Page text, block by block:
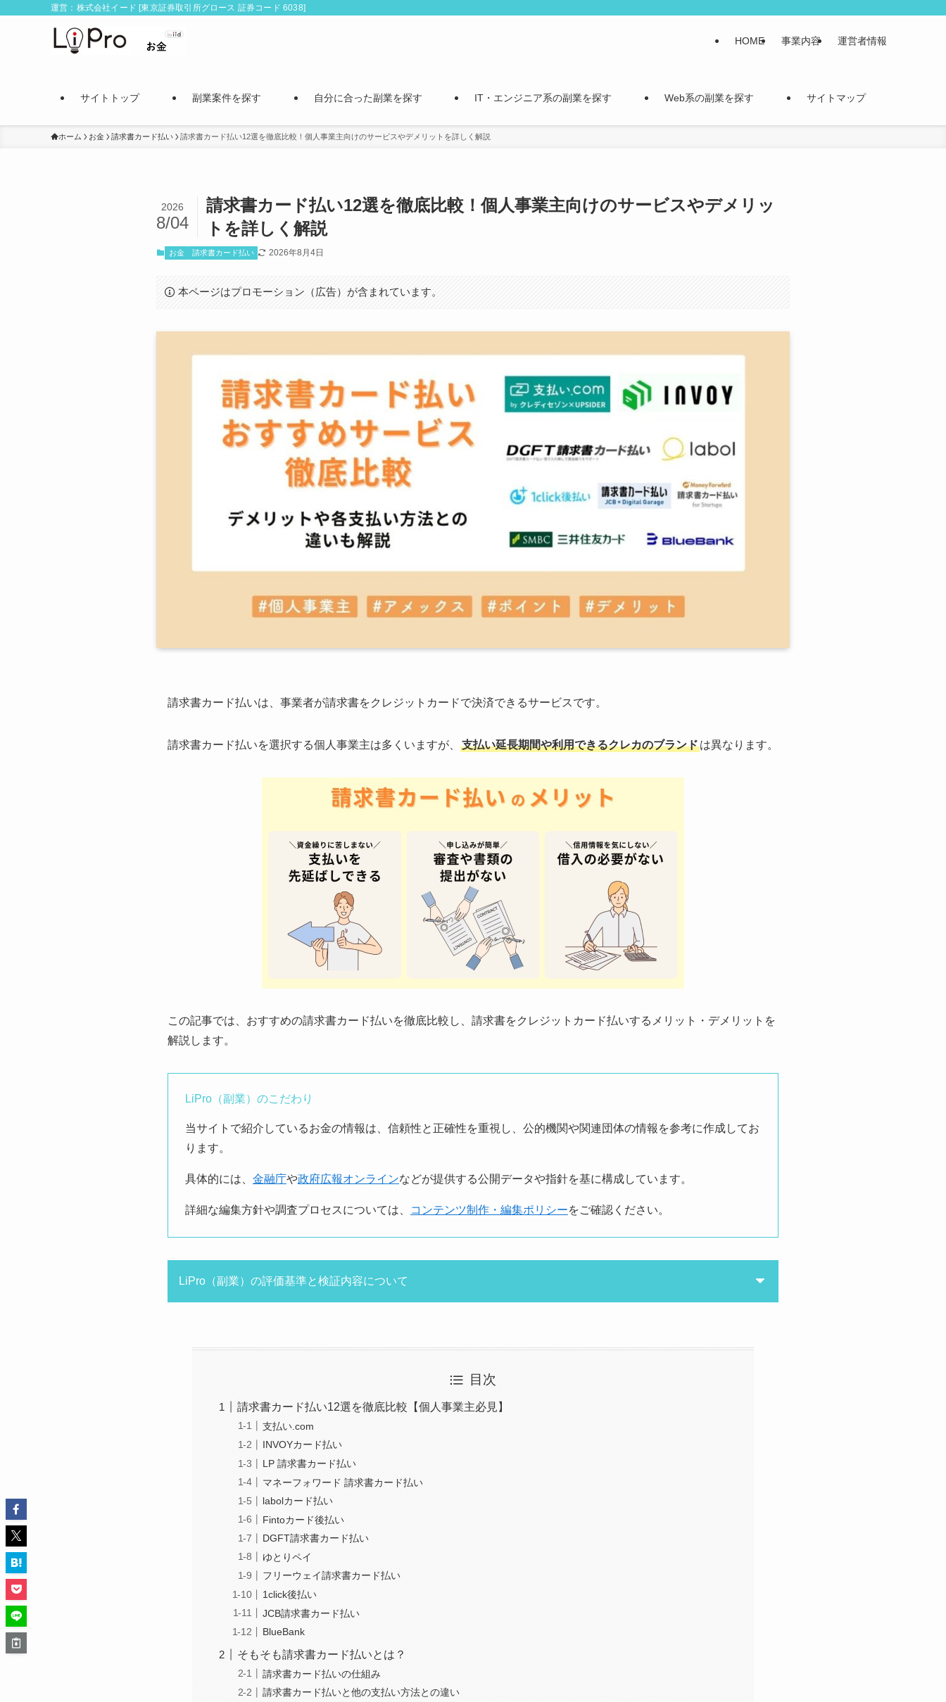
運営：株式会社イード [東京証券取引所グロース 証券コード 6038]
HOME 事業内容 運営者情報
サイトトップ 副業案件を探す 自分に合った副業を探す IT・エンジニア系の副業を探す Web系の副業を探す サイトマップ
ホーム お金 請求書カード払い 請求書カード払い12選を徹底比較！個人事業主向けのサービスやデメリットを詳しく解説
請求書カード払い12選を徹底比較！個人事業主向けのサービスやデメリッ
トを詳しく解説
2026
8/04
お金 請求書カード払い 2026年8月4日
本ページはプロモーション（広告）が含まれています。
請求書カード払いは、事業者が請求書をクレジットカードで決済できるサービスです。
請求書カード払いを選択する個人事業主は多くいますが、 支払い延長期間や利用できるクレカのブランドは異なります。
この記事では、おすすめの請求書カード払いを徹底比較し、請求書をクレジットカード払いするメリット・デメリットを
解説します。
LiPro（副業）のこだわり
当サイトで紹介しているお金の情報は、信頼性と正確性を重視し、公的機関や関連団体の情報を参考に作成してお
ります。
具体的には、 金融庁や政府広報オンラインなどが提供する公開データや指針を基に構成しています。
詳細な編集方針や調査プロセスについては、 コンテンツ制作・編集ポリシーをご確認ください。
LiPro（副業）の評価基準と検証内容について
目次
請求書カード払い12選を徹底比較【個人事業主必見】
支払い.com
INVOYカード払い
LP 請求書カード払い
マネーフォワード 請求書カード払い
labolカード払い
Fintoカード後払い
DGFT請求書カード払い
ゆとりペイ
フリーウェイ請求書カード払い
1click後払い
JCB請求書カード払い
BlueBank
そもそも請求書カード払いとは？
請求書カード払いの仕組み
請求書カード払いと他の支払い方法との違い